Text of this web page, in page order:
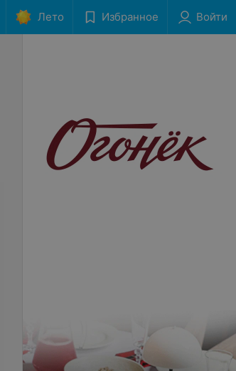
Лето Избранное Войти